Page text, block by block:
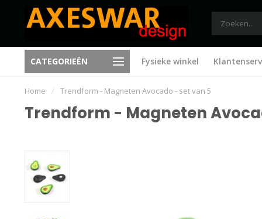
CATEGORIEËN Fysieke winkel
Trending sinds 1995 Nieuwe ideeën bij elk
Home / Trendform - Magneten Avocado - set van 5
Trendform - Magneten